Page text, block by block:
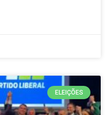
ELEIÇÕES